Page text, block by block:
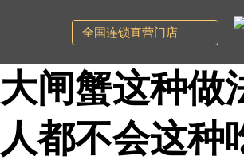
大闸蟹这种做
人都不会这种
全国连锁直营门店